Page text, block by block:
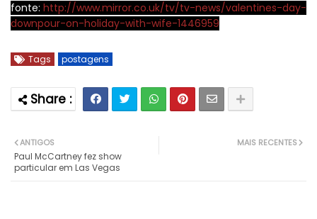
fonte: http://www.mirror.co.uk/tv/tv-news/valentines-day-
downpour-on-holiday-with-wife-1446959
Tags postagens
MAIS RECENTES
ANTIGOS
Paul McCartney fez show
particular em Las Vegas